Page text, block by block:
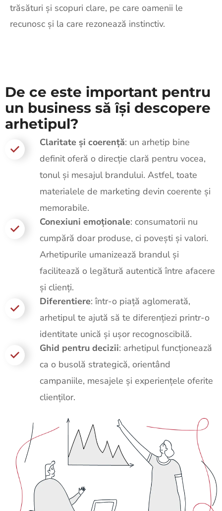
trăsături și scopuri clare, pe care oamenii le
recunosc și la care rezonează instinctiv.
De ce este important pentru
un business să își descopere
arhetipul?
Claritate și coerență: un arhetip bine
definit oferă o direcție clară pentru vocea,
tonul și mesajul brandului. Astfel, toate
materialele de marketing devin coerente și
memorabile.
Conexiuni emoționale: consumatorii nu
cumpără doar produse, ci povești și valori.
Arhetipurile umanizează brandul și
facilitează o legătură autentică între afacere
și clienți.
Diferentiere:într-o piață aglomerată,
arhetipul te ajută să te diferențiezi printr-o
identitate unică și ușor recognoscibilă.
Ghid pentru decizii: arhetipul funcționează
ca o busolă strategică, orientând
campaniile, mesajele și experiențele oferite
clienților.